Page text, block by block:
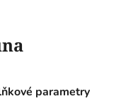
parametry